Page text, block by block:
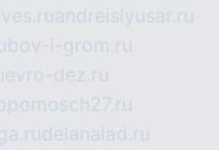
andreislyusar.ru
i-grom.ru
evro-dez.ru
delanalad.ru